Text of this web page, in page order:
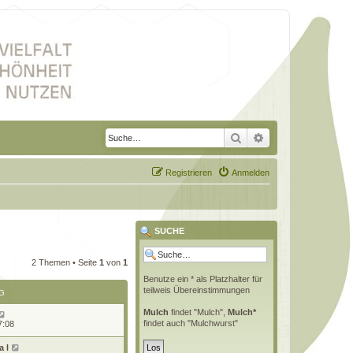
Suche Erweiterte Suche
Anmelden
Registrieren
2 Themen • Seite 1 von 1
l
SUCHE
Benutze ein * als Platzhalter für
teilweis Übereinstimmungen
Mulch findet "Mulch", Mulch*
findet auch "Mulchwurst"